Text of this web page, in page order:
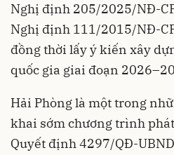
Nghị định 205/2025/NĐ-
Nghị định 111/2015/NĐ-
đồng thời lấy ý kiến xây
quốc gia giai đoạn
Hải Phòng là một trong
khai sớm chương trình
Quyết định 4297/QĐ-